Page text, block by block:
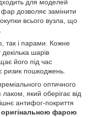
для моделей
дозволяє замінити
всього вузла, що
так і парами. Кожне
шарів
його під час
ризик пошкоджень.
оптичного
який оберігає від
антифог-покриття
оригінальною фарою